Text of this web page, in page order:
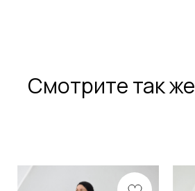
Смотрите так же
Политика конфиденциальности